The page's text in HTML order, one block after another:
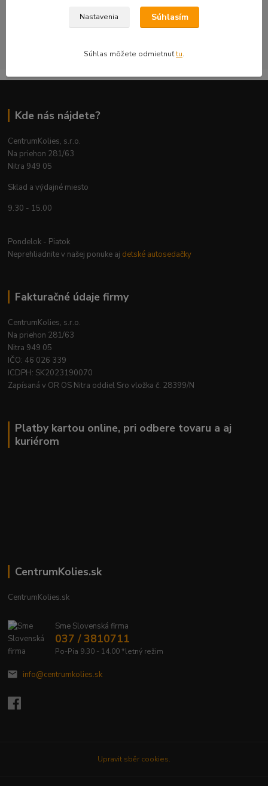
bezpečnosť a použiteľnosť na konkrétnom aute.
263785 registrovanej na ÚPV SR
Kde nás nájdete?
CentrumKolies, s.r.o.
Na priehon 281/63
Nitra 949 05
Sklad a výdajné miesto
9.30 - 15.00
Pondelok - Piatok
Neprehliadnite v našej ponuke aj detské autosedačky
Fakturačné údaje firmy
CentrumKolies, s.r.o.
Na priehon 281/63
Nitra 949 05
IČO: 46 026 339
ICDPH: SK2023190070
Zapísaná v OR OS Nitra oddiel Sro vložka č. 28399/N
Platby kartou online, pri odbere tovaru a aj
kuriérom
CentrumKolies.sk
CentrumKolies.sk
Sme Slovenská firma
037 / 3810711
Po-Pia 9.30 - 14.00 *letný režim
info@centrumkolies.sk
Upravit sběr cookies.
Nastavenia Súhlasím
Súhlas môžete odmietnuťtu.